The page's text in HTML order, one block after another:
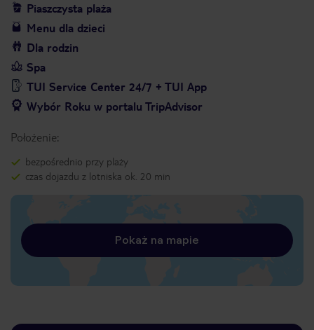
Piaszczysta plaża
Menu dla dzieci
Dla rodzin
Spa
TUI Service Center 24/7 + TUI App
Wybór Roku w portalu TripAdvisor
Położenie:
bezpośrednio przy plaży
czas dojazdu z lotniska ok. 20 min
Pokaż na mapie